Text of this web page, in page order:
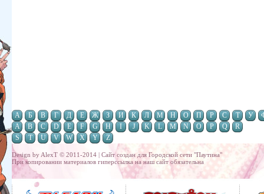
А Б В Г Д Е Ж З И К Л М Н О П Р С Т У
A
B C D E F G H I J K L M N O P Q
R
S
T U V W X Y Z
Design by AlexT © 2011-2014 | Сайт создан для Городской сети "Паутина"
При копировании материалов гиперссылка на наш сайт обязательна